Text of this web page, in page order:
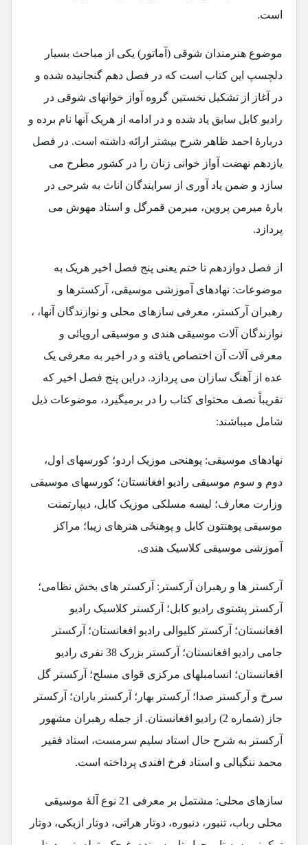
است.
موضوع هنرمندان شوقی (آماتور) یکی از مباحث بسیار
دلچسپ این کتاب است که در فصل دهم گنجانیده شده و
در آغاز از تشکیل نخستین گروه آواز خوانهای شوقی در
رادیو کابل سابق یاد شده و در ادامه از هریک آنها نام برده و
دربارۀ احمد ظاهر شرح بیشتر ارائه داشته است. در فصل
یازدهم نهضت آواز خوانی زنان را در کشور مطرح می
سازد و ضمن یاد آوری از سرایندگان اناث به شرحی در
بارۀ میرمن پروین، میرمن قمرگل و استاد مهوش می
پردازد.
از فصل دوازدهم تا ختم یعنی پنج فصل اخیر هریک به
موضوعات: نهادهای آموزشی موسیقی، آرکسترها و
رهبران آرکستر، معرفی سازهای محلی و نوازندگان آنها، ،
نوازندگان آلات موسیقی هندی و موسیقی اروپائی و
معرفی آلات آن اختصاص یافته و در اخیر به معرفی یک
عده از آهنگ سازان می پردازد. دراین پنج فصل اخیر که
تقریباً نصف محتوای کتاب را در برمیگیرد، موضوعات ذیل
شامل میباشند:
نهادهای موسیقی: پوهنحی موزیک اردو؛ کورسهای اول،
دوم و سوم موسیقی رادیو افغانستان؛ کورسهای موسیقی
وزارت معارف؛ لیسه مسلکی موزیک کابل، دیپارتمنت
موسیقی پوهنتون کابل و پوهنځی هنرهای زیبا؛ مراکز
آموزشی موسیقی کلاسیک هندی.
آرکستر ها و رهبران آرکستر: آرکستر های بخش نظامی؛
آرکستر پشتوی رادیو کابل؛ آرکستر کلاسیک رادیو
افغانستان؛ آرکستر کلیوالی رادیو افغانستان؛ آرکستر
جامی رادیو افغانستان؛ آرکستر بزرک 38 نفری رادیو
افغانستان؛ انسامبلهای مرکزی قوای مسلح؛ آرکستر گل
سرخ و آرکستر صدا؛ آرکستر بهار؛ آرکستر باران؛ آرکستر
جاز (شماره 2) رادیو افغانستان. از جمله رهبران مشهور
آرکستر به شرح حال استاد سلیم سرمست، استاد فقیر
محمد ننگیالی و استاد فرخ افندی پرداخته است.
سازهای محلی: مشتمل بر معرفی 21 نوع آلۀ موسیقی
محلی رباب، تنبور، دنبوره، دوتار هراتی، دوتار ازبکی، دوتار